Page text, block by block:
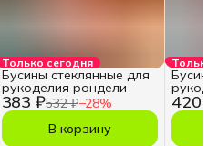
Только сегодня
383 ₽532 ₽−28%
Бусины стеклянные для
рукоделия рондели
В корзину
Только
420 ₽